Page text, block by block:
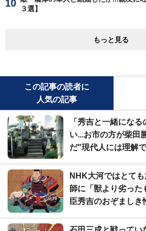
３選】
もっと見る
この記事の読者に
人気の記事
「秀吉と一緒にな
い...お市の方が柴田
だ"現代人には理解
NHK大河ではとて
師に「獣より劣った
臣秀吉のおぞましき